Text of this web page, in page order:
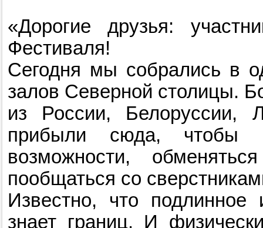
«Дорогие друзья:
Фестиваля!
Сегодня мы собрались в
залов Северной столицы.
из России, Белоруссии,
прибыли сюда, чтобы
возможности,
пообщаться со
Известно, что подлинное
знает границ. И